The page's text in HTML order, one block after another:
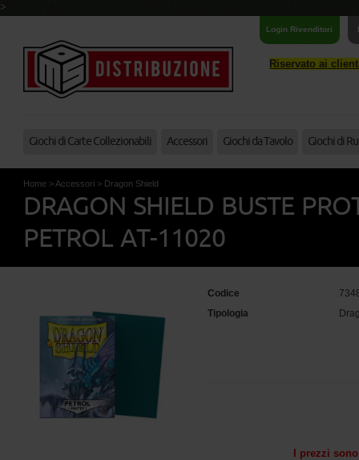
>
Login Rivenditori
Riservato ai
Giochi di Carte Collezionabili Accessori Giochi da Tavolo Giochi di
Home > Accessori > Dragon Shield
DRAGON SHIELD BUSTE
PETROL AT-11020
Codice
Tipologia
I prezzi